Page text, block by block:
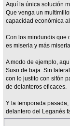
Aquí la única solución
Que venga un
capacidad económica al
Con los mindundis que
es miseria y más
A modo de ejemplo,
Suso de baja. Sin
con lo justito con sifón
de delanteros eficaces.
Y la temporada
delantero del Leganés